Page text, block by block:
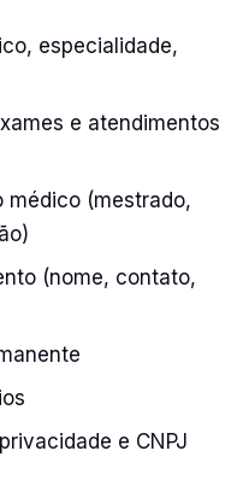
especialidade,
e atendimentos
médico (mestrado,
(nome, contato,
e CNPJ